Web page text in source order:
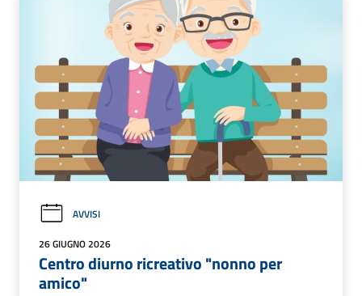
AVVISI
26 GIUGNO 2026
Centro diurno ricreativo "nonno per
amico"